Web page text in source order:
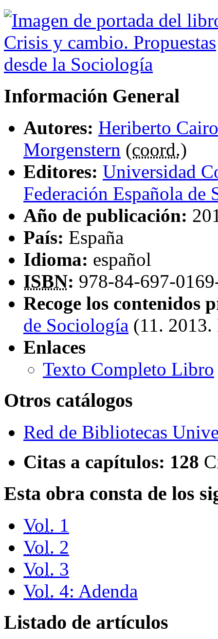
Información General
Autores: Heriberto
Morgenstern (coord.)
Editores: Universidad
Federación Española de
Año de publicación:
País: España
Idioma: español
ISBN: 978-84-697-
Recoge los contenidos
de Sociología (11.
Enlaces
Texto Completo Libro
Otros catálogos
Red de Bibliotecas
Citas a capítulos: 128
Esta obra consta de los
Vol. 1
Vol. 2
Vol. 3
Vol. 4: Adenda
Listado de artículos